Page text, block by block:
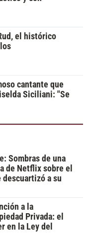
el histórico
cantante que
Siciliani: "Se
Sombras de una
de Netflix sobre el
descuartizó a su
a la
Privada: el
en la Ley del